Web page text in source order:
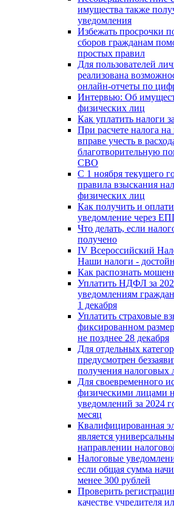
имущества также
уведомления
Избежать просрочки
сборов гражданам
простых правил
Для пользователей
реализована
онлайн-отчеты по
Интервью: Об
физических лиц
Как уплатить налоги
При расчете налога
вправе учесть в
благотворительную
СВО
С 1 ноября текущего
правила взыскания
физических лиц
Как получить и
уведомление через
Что делать, если
получено
IV Всероссийский
Наши налоги -
Как распознать
Уплатить НДФЛ за
уведомлениям
1 декабря
Уплатить страховые
фиксированном
не позднее 28 декабря
Для отдельных
предусмотрен
получения налоговых
Для своевременного
физическими лицами
уведомлений за 2024
месяц
Квалифицированная
является
направлении
Налоговые
если общая сумма
менее 300 рублей
Проверить
качестве учредителя